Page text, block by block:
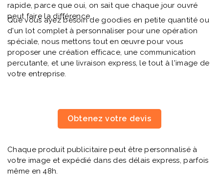
rapide, parce que oui, on sait que chaque jour ouvré
peut faire la différence.
Que vous ayez besoin de goodies en petite quantité ou
d'un lot complet à personnaliser pour une opération
spéciale, nous mettons tout en œuvre pour vous
proposer une création efficace, une communication
percutante, et une livraison express, le tout à l'image de
votre entreprise.
Obtenez votre devis
Chaque produit publicitaire peut être personnalisé à
votre image et expédié dans des délais express, parfois
même en 48h.